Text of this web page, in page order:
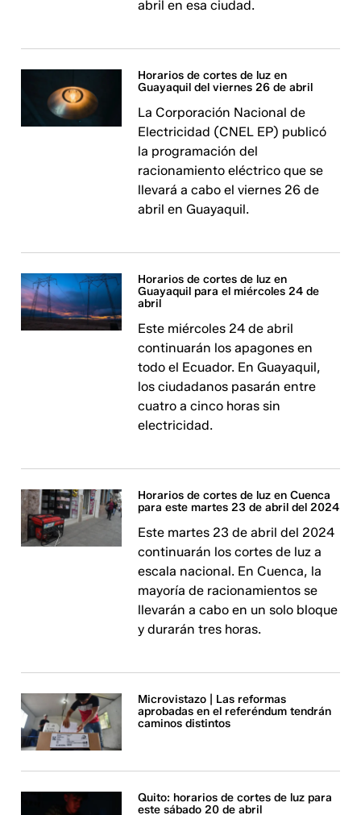
abril en esa ciudad.
Horarios de cortes de luz en
Guayaquil del viernes 26 de abril
La Corporación Nacional de
Electricidad (CNEL EP) publicó
la programación del
racionamiento eléctrico que se
llevará a cabo el viernes 26 de
abril en Guayaquil.
Horarios de cortes de luz en
Guayaquil para el miércoles 24 de
abril
Este miércoles 24 de abril
continuarán los apagones en
todo el Ecuador. En Guayaquil,
los ciudadanos pasarán entre
cuatro a cinco horas sin
electricidad.
Horarios de cortes de luz en Cuenca
para este martes 23 de abril del 2024
Este martes 23 de abril del 2024
continuarán los cortes de luz a
escala nacional. En Cuenca, la
mayoría de racionamientos se
llevarán a cabo en un solo bloque
y durarán tres horas.
Microvistazo | Las reformas
aprobadas en el referéndum tendrán
caminos distintos
Quito: horarios de cortes de luz para
este sábado 20 de abril